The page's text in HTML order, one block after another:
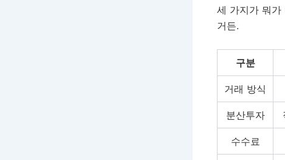
세 가지가 뭐가
거든.
구분
거래 방식
분산투자
수수료